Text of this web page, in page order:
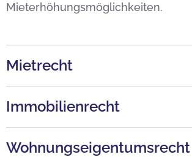
Mieterhöhungsmöglichkeiten.
Mietrecht
Immobilienrecht
Wohnungseigentumsrecht